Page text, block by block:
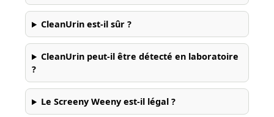
CleanUrin est-il sûr ?
CleanUrin peut-il être détecté en laboratoire
?
Le Screeny Weeny est-il légal ?